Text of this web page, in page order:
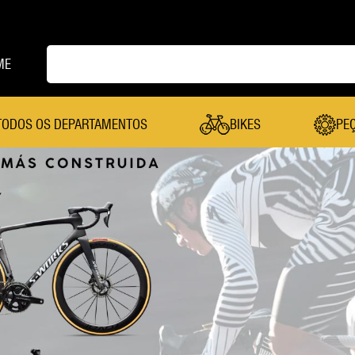
OS DEPARTAMENTOS BIKES
Cambio Dianteiro
Cambio Traseiro
Câmera De Ar
Canote Selim
Cassete
Mesa
Pastilha De Freio
Quadro